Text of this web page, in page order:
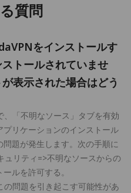
質問
をインストールす
トールされていませ
表示された場合はどう
「不明なソース」タブを有効
リケーションのインストール
題が発生します。次の手順に
ュリティ=>不明なソースからの
ルを許可する。
問題を引き起こす可能性があ